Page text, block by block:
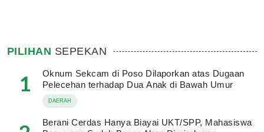
PILIHAN SEPEKAN
1
Oknum Sekcam di Poso Dilaporkan atas Dugaan
Pelecehan terhadap Dua Anak di Bawah Umur
DAERAH
Berani Cerdas Hanya Biayai UKT/SPP, Mahasiswa